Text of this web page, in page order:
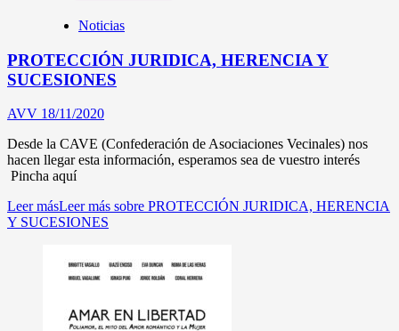
Noticias
PROTECCIÓN JURIDICA, HERENCIA Y
SUCESIONES
AVV 18/11/2020
Desde la CAVE (Confederación de Asociaciones Vecinales) nos
hacen llegar esta información, esperamos sea de vuestro interés
Pincha aquí
Leer másLeer más sobre PROTECCIÓN JURIDICA, HERENCIA
Y SUCESIONES